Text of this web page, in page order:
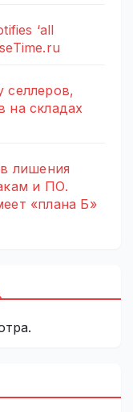
‘all
селлеров,
на складах
лишения
и ПО.
«плана Б»